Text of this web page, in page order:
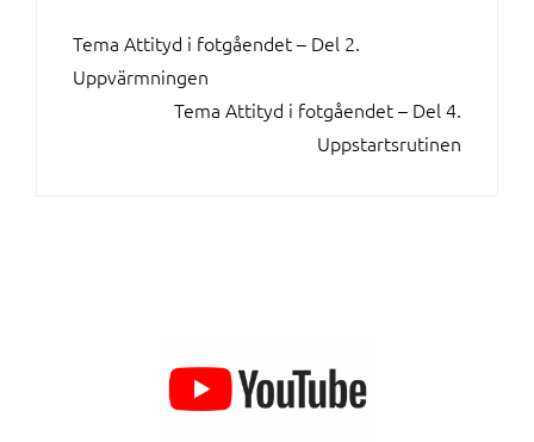
INLÄGGSNAVIGERING
Tema Attityd i fotgåendet – Del 2.
Uppvärmningen
Tema Attityd i fotgåendet – Del 4.
Uppstartsrutinen